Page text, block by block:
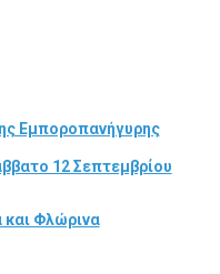
Εμποροπανήγυρης
12 Σεπτεμβρίου
και Φλώρινα